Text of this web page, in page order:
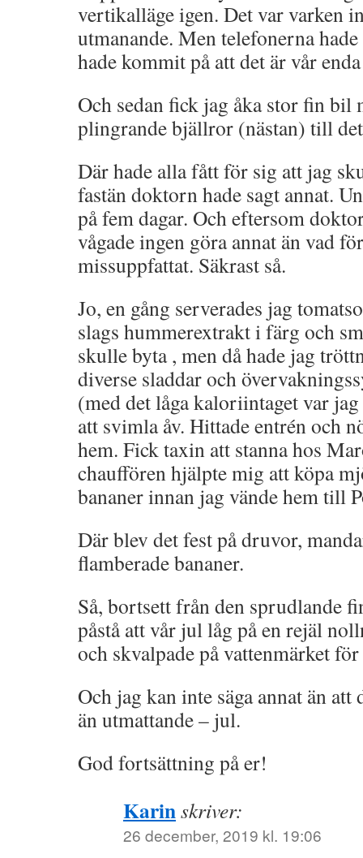
vertikalläge igen. Det var varken
utmanande. Men telefonerna
hade kommit på att det är vår
Och sedan fick jag åka stor fin bil
plingrande bjällror (nästan) till
Där hade alla fått för sig att jag
fastän doktorn hade sagt annat.
på fem dagar. Och eftersom
vågade ingen göra annat än vad
missuppfattat. Säkrast så.
Jo, en gång serverades jag
slags hummerextrakt i färg och
skulle byta , men då hade jag
diverse sladdar och
(med det låga kaloriintaget var
att svimla åv. Hittade entrén och
hem. Fick taxin att stanna hos
chauffören hjälpte mig att köpa
bananer innan jag vände hem till
Där blev det fest på druvor,
flamberade bananer.
Så, bortsett från den sprudlande
påstå att vår jul låg på en rejäl
och skvalpade på vattenmärket
Och jag kan inte säga annat än
än utmattande – jul.
God fortsättning på er!
Karinskriver:
26 december, 2019 kl. 19:06